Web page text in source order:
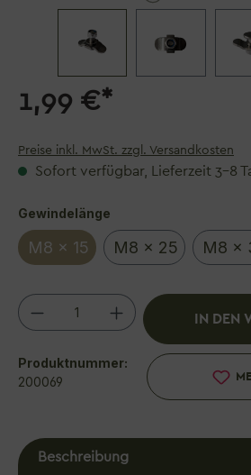
1,99 €*
Preise inkl. MwSt. zzgl. Versandkosten
Sofort verfügbar, Lieferzeit 3–8
Gewindelänge
M8 x 15 M8 x 25 M8 x
Produkt Anzahl: GibIN DEN
Produktnummer:
200069
Beschreibung